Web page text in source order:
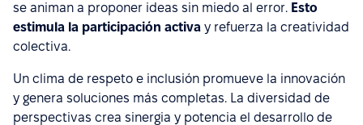
se animan a proponer ideas sin miedo al error. Esto
estimula la participación activa y refuerza la creatividad
colectiva.
Un clima de respeto e inclusión promueve la innovación
y genera soluciones más completas. La diversidad de
perspectivas crea sinergia y potencia el desarrollo de